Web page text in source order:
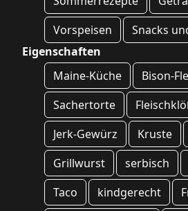
Vorspeisen
Snacks
Eigenschaften
Maine-Küche
Bison-
Sachertorte
Jerk-Gewürz
Kruste
Grillwurst
serbisch
Taco
kindgerecht